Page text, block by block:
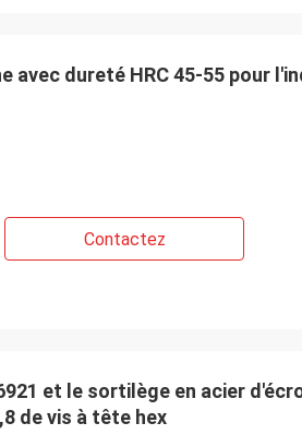
avec dureté HRC 45-55 pour
Contactez
et le sortilège en acier
de vis à tête hex